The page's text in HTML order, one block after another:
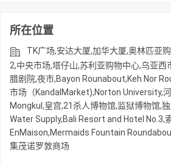
所在位置
TK广场,安达大厦,加华大厦,奥林匹亚
2,中央市场,塔仔山,苏利亚购物中心,乌亚西
腊剧院,夜市,Bayon Rounabout,Keh Nor
市场（KandalMarket),Norton University,
Mongkul,皇宫,21杀人博物馆,监狱博物馆,
Water Supply,Bali Resort and Hotel No.3,
EnMaison,Mermaids Fountain
集茂诺罗敦商场